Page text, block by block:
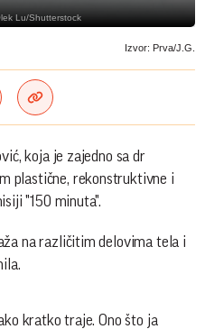
Lu/Shutterstock
Izvor: Prva/J.G.
koja je zajedno sa dr
plastične, rekonstruktivne i
"150 minuta".
na različitim delovima tela i
kratko traje. Ono što ja